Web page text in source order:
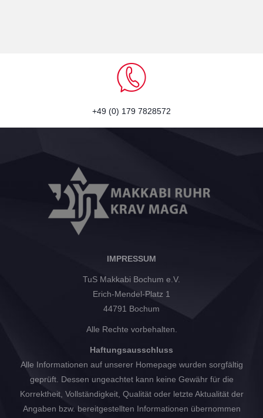
+49 (0) 179 7828572
IMPRESSUM
TuS Makkabi Bochum e.V.
Erich-Mendel-Platz 1
44791 Bochum
Alle Rechte vorbehalten.
Haftungsausschluss
Alle Informationen auf unserer Homepage wurden sorgfältig
geprüft. Dessen ungeachtet kann keine Gewähr für die
Korrektheit, Vollständigkeit, Qualität oder letzte Aktualität der
Angaben bzw. bereitgestellten Informationen übernommen